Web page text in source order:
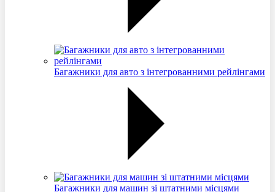
Багажники для авто з інтегрованними рейлінгами
Багажники для машин зі штатними місцями